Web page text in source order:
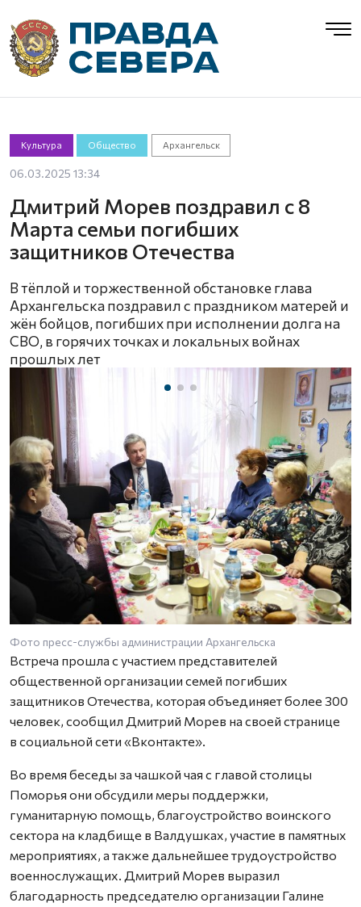
Культура Общество Архангельск
06.03.2025 13:34
Дмитрий Морев поздравил с 8
Марта семьи погибших
защитников Отечества
В тёплой и торжественной обстановке глава
Архангельска поздравил с праздником матерей и
жён бойцов, погибших при исполнении долга на
СВО, в горячих точках и локальных войнах
прошлых лет
Фото пресс-службы администрации Архангельска
Встреча прошла с участием представителей
общественной организации семей погибших
защитников Отечества, которая объединяет более 300
человек, сообщил Дмитрий Морев на своей странице
в социальной сети «Вконтакте».
Во время беседы за чашкой чая с главой столицы
Поморья они обсудили меры поддержки,
гуманитарную помощь, благоустройство воинского
сектора на кладбище в Валдушках, участие в памятных
мероприятиях, а также дальнейшее трудоустройство
военнослужащих. Дмитрий Морев выразил
благодарность председателю организации Галине